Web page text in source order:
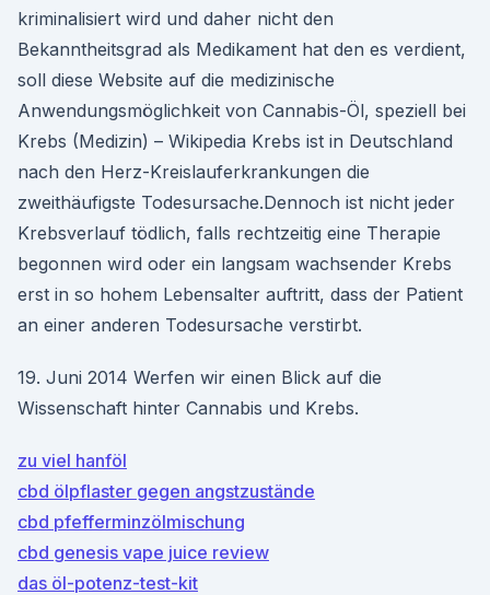
kriminalisiert wird und daher nicht den
Bekanntheitsgrad als Medikament hat den es verdient,
soll diese Website auf die medizinische
Anwendungsmöglichkeit von Cannabis-Öl, speziell bei
Krebs (Medizin) – Wikipedia Krebs ist in Deutschland
nach den Herz-Kreislauferkrankungen die
zweithäufigste Todesursache.Dennoch ist nicht jeder
Krebsverlauf tödlich, falls rechtzeitig eine Therapie
begonnen wird oder ein langsam wachsender Krebs
erst in so hohem Lebensalter auftritt, dass der Patient
an einer anderen Todesursache verstirbt.
19. Juni 2014 Werfen wir einen Blick auf die
Wissenschaft hinter Cannabis und Krebs.
zu viel hanföl
cbd ölpflaster gegen angstzustände
cbd pfefferminzölmischung
cbd genesis vape juice review
das öl-potenz-test-kit